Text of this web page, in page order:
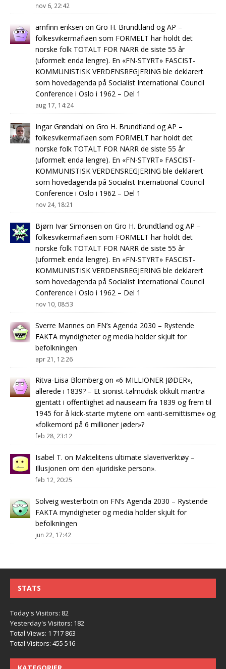
nov 6, 22:42
arnfinn eriksen on Gro H. Brundtland og AP –
folkesvikermafiaen som FORMELT har holdt det
norske folk TOTALT FOR NARR de siste 55 år
(uformelt enda lengre). En «FN-STYRT» FASCIST-
KOMMUNISTISK VERDENSREGJERING ble deklarert
som hovedagenda på Socialist International Council
Conference i Oslo i 1962 – Del 1
aug 17, 14:24
Ingar Grøndahl on Gro H. Brundtland og AP –
folkesvikermafiaen som FORMELT har holdt det
norske folk TOTALT FOR NARR de siste 55 år
(uformelt enda lengre). En «FN-STYRT» FASCIST-
KOMMUNISTISK VERDENSREGJERING ble deklarert
som hovedagenda på Socialist International Council
Conference i Oslo i 1962 – Del 1
nov 24, 18:21
Bjørn Ivar Simonsen on Gro H. Brundtland og AP –
folkesvikermafiaen som FORMELT har holdt det
norske folk TOTALT FOR NARR de siste 55 år
(uformelt enda lengre). En «FN-STYRT» FASCIST-
KOMMUNISTISK VERDENSREGJERING ble deklarert
som hovedagenda på Socialist International Council
Conference i Oslo i 1962 – Del 1
nov 10, 08:53
Sverre Mannes on FN’s Agenda 2030 – Rystende
FAKTA myndigheter og media holder skjult for
befolkningen
apr 21, 12:26
Ritva-Liisa Blombergon «6 MILLIONER JØDER»,
allerede i 1839? – Et sionist-talmudisk okkult mantra
gjentatt i offentlighet ad nauseam fra 1839 og frem til
1945 for å kick-starte mytene om «anti-semittisme» og
«folkemord på 6 millioner jøder»?
feb 28, 23:12
Isabel T. on Maktelitens ultimate slaveriverktøy –
Illusjonen om den «juridiske person».
feb 12, 20:25
Solveig westerbotn on FN’s Agenda 2030 – Rystende
FAKTA myndigheter og media holder skjult for
befolkningen
jun 22, 17:42
STATS
Today's Visitors: 82
Yesterday's Visitors: 182
Total Views: 1 717 863
Total Visitors: 455 516